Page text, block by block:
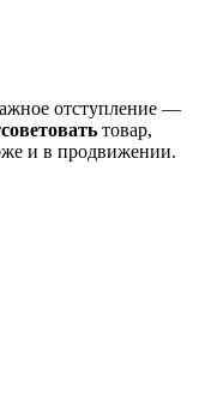
отступление —
товар,
и в продвижении.